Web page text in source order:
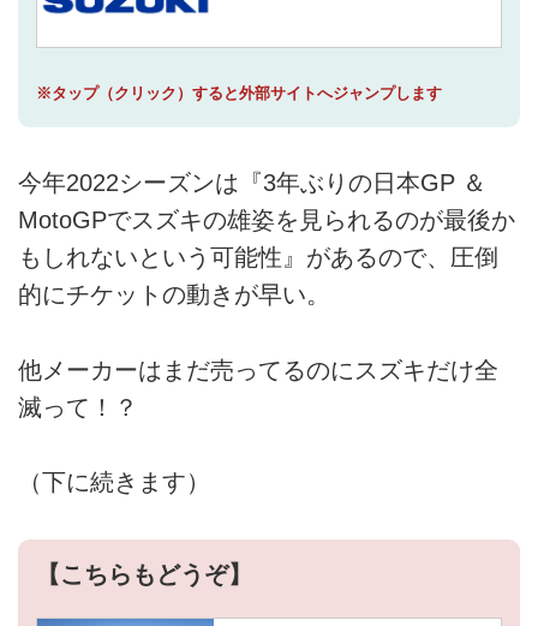
※タップ（クリック）すると外部サイトへジャンプします
今年2022シーズンは『3年ぶりの日本GP ＆
MotoGPでスズキの雄姿を見られるのが最後か
もしれないという可能性』があるので、圧倒
的にチケットの動きが早い。
他メーカーはまだ売ってるのにスズキだけ全
滅って！？
（下に続きます）
【こちらもどうぞ】